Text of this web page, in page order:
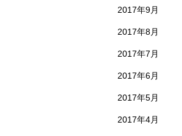
2017年9月
2017年8月
2017年7月
2017年6月
2017年5月
2017年4月